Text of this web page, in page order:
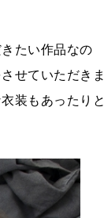
たい作品なの
せていただきま
装もあったりと